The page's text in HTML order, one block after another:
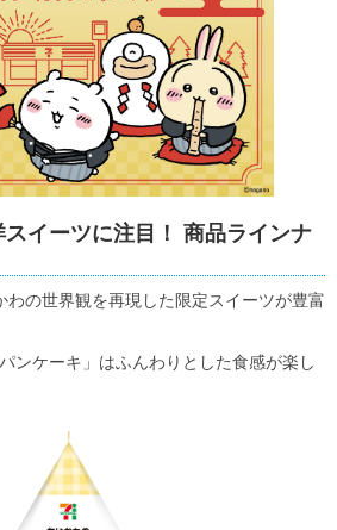
イーツに注目！ 商品ラインナ
わの世界観を再現した限定スイーツが豊富
ンケーキ」はふんわりとした食感が楽し